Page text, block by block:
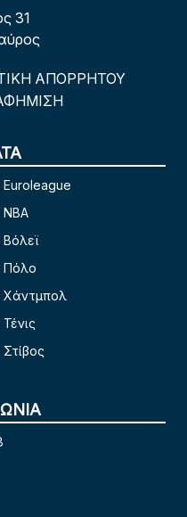
31
ΑΠΟΡΡΗΤΟΥ
Euroleague
NBA
Βόλεϊ
Πόλο
Χάντμπολ
Τένις
Στίβος